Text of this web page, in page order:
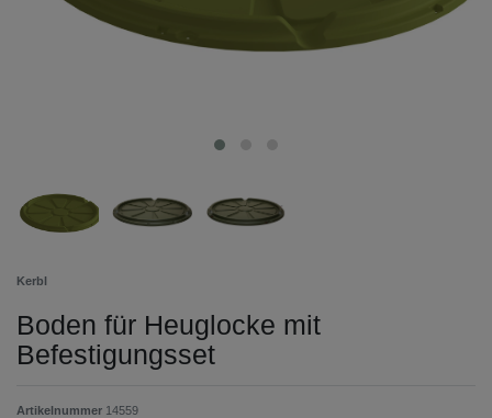
Kerbl
Boden für Heuglocke mit
Befestigungsset
Artikelnummer 14559